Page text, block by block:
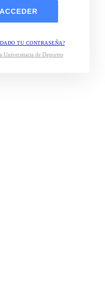
TU CONTRASEÑA?
de Deportes